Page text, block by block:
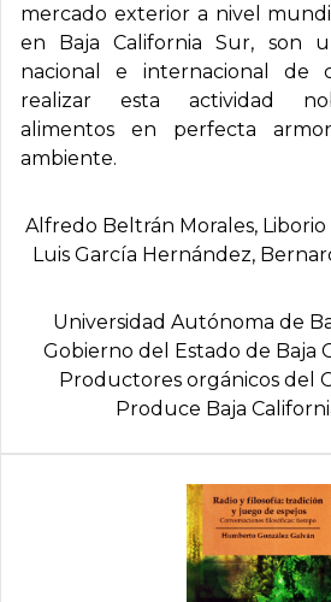
mercado exterior a nivel
en Baja California Sur, son
nacional e internacional de
realizar esta actividad
alimentos en perfecta
ambiente.
Alfredo Beltrán Morales, Liborio
Luis Garcí­a Hernández,
Universidad Autónoma de
Gobierno del Estado de Baja
Productores orgánicos del
Produce Baja